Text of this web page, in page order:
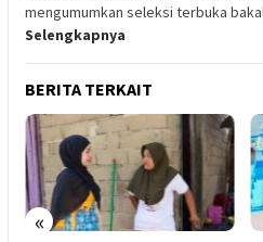
mengumumkan seleksi terbuka
Selengkapnya
BERITA TERKAIT
«